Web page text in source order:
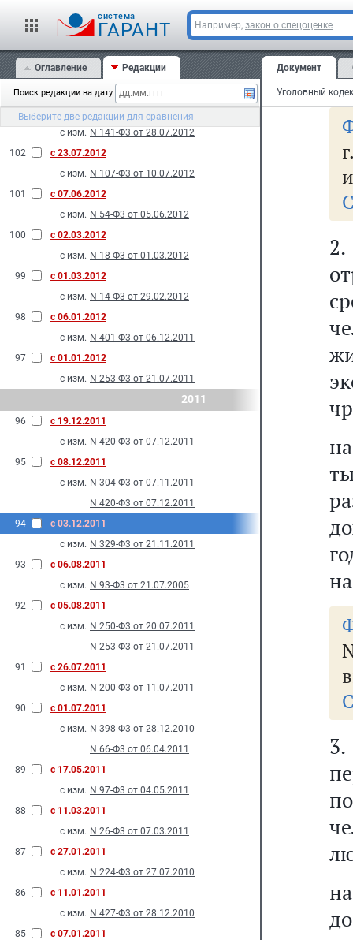
cистема
ГАРАНТ Например, закон о спецоценке
Оглавление Редакции
Поиск редакции на дату
Выберите две редакции для сравнения
N 121-Ф3 от 20.07.2012
105
с 14.11.2012
с изм. N 190-Ф3 от 12.11.2012
104
с 28.10.2012
с изм. N 172-Ф3 от 16.10.2012
103
с 10.08.2012
с изм. N 141-Ф3 от 28.07.2012
102
с 23.07.2012
с изм. N 107-Ф3 от 10.07.2012
101
с 07.06.2012
с изм. N 54-Ф3 от 05.06.2012
100
с 02.03.2012
с изм. N 18-Ф3 от 01.03.2012
99
с 01.03.2012
с изм. N 14-Ф3 от 29.02.2012
98
с 06.01.2012
с изм. N 401-Ф3 от 06.12.2011
97
с 01.01.2012
с изм. N 253-Ф3 от 21.07.2011
2011
96
с 19.12.2011
с изм. N 420-Ф3 от 07.12.2011
95
с 08.12.2011
с изм. N 304-Ф3 от 07.11.2011
N 420-Ф3 от 07.12.2011
94
с 03.12.2011
с изм. N 329-Ф3 от 21.11.2011
93
с 06.08.2011
с изм. N 93-Ф3 от 21.07.2005
92
с 05.08.2011
с изм. N 250-Ф3 от 20.07.2011
N 253-Ф3 от 21.07.2011
91
с 26.07.2011
с изм. N 200-Ф3 от 11.07.2011
90
с 01.07.2011
с изм. N 398-Ф3 от 28.12.2010
N 66-Ф3 от 06.04.2011
89
с 17.05.2011
с изм. N 97-Ф3 от 04.05.2011
88
с 11.03.2011
с изм. N 26-Ф3 от 07.03.2011
87
с 27.01.2011
с изм. N 224-Ф3 от 27.07.2010
86
с 11.01.2011
с изм. N 427-Ф3 от 28.12.2010
85
с 07.01.2011
Документ
2.